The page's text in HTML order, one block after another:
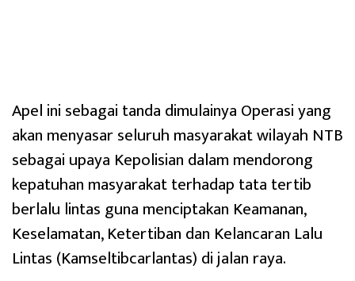
Apel ini sebagai tanda dimulainya Operasi yang
akan menyasar seluruh masyarakat wilayah NTB
sebagai upaya Kepolisian dalam mendorong
kepatuhan masyarakat terhadap tata tertib
berlalu lintas guna menciptakan Keamanan,
Keselamatan, Ketertiban dan Kelancaran Lalu
Lintas (Kamseltibcarlantas) di jalan raya.